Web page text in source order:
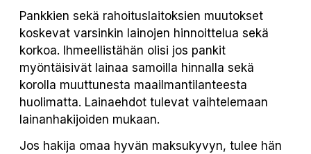
Pankkien sekä rahoituslaitoksien muutokset
koskevat varsinkin lainojen hinnoittelua sekä
korkoa. Ihmeellistähän olisi jos pankit
myöntäisivät lainaa samoilla hinnalla sekä
korolla muuttunesta maailmantilanteesta
huolimatta. Lainaehdot tulevat vaihtelemaan
lainanhakijoiden mukaan.
Jos hakija omaa hyvän maksukyvyn, tulee hän